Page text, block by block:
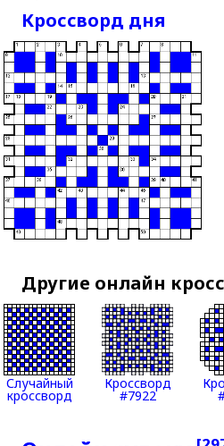
Кроссворд дня
Другие онлайн
Случайный
кроссворд
Кроссворд
#7922